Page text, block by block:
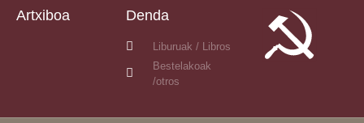
Artxiboa Denda
Liburuak / Libros
Bestelakoak
/otros